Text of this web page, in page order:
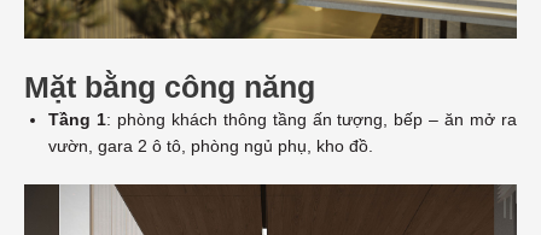
Mặt bằng công năng
Tầng 1: phòng khách thông tầng ấn tượng, bếp – ăn mở ra
vườn, gara 2 ô tô, phòng ngủ phụ, kho đồ.
ĐĂNG KÝ THÔNG TIN ĐỂ NHẬN
EBOOK